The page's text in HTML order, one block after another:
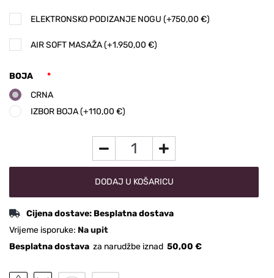
ELEKTRONSKO PODIZANJE NOGU (+750,00 €)
AIR SOFT MASAŽA (+1.950,00 €)
BOJA
*
CRNA
IZBOR BOJA (+110,00 €)
DODAJ U KOŠARICU
Cijena dostave: Besplatna dostava
Vrijeme isporuke: Na upit
Besplatna dostava za narudžbe iznad 50,00 €